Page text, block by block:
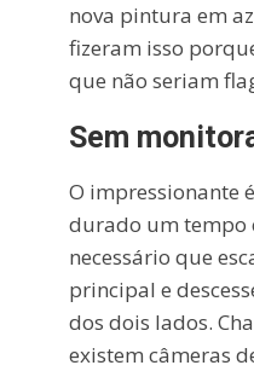
nova pintura em
fizeram isso
que não seriam
Sem
O impressionante
durado um tempo
necessário que
principal e
dos dois lados.
existem câmeras